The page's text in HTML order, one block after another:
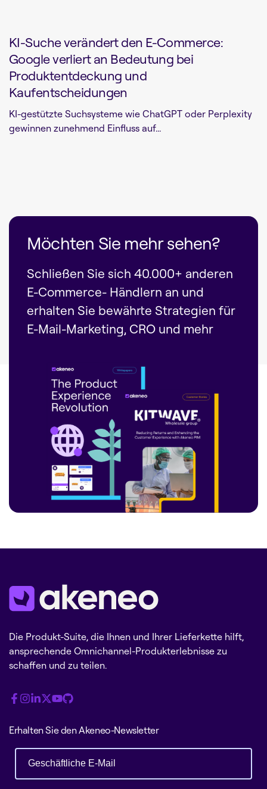
KI-Suche verändert den E-Commerce:
Google verliert an Bedeutung bei
Produktentdeckung und
Kaufentscheidungen
KI-gestützte Suchsysteme wie ChatGPT oder Perplexity
gewinnen zunehmend Einfluss auf...
Möchten Sie mehr sehen?
Schließen Sie sich 40.000+ anderen
E-Commerce- Händlern an und
erhalten Sie bewährte Strategien für
E-Mail-Marketing, CRO und mehr
Die Produkt-Suite, die Ihnen und Ihrer Lieferkette hilft,
ansprechende Omnichannel-Produkterlebnisse zu
schaffen und zu teilen.
Erhalten Sie den Akeneo-Newsletter